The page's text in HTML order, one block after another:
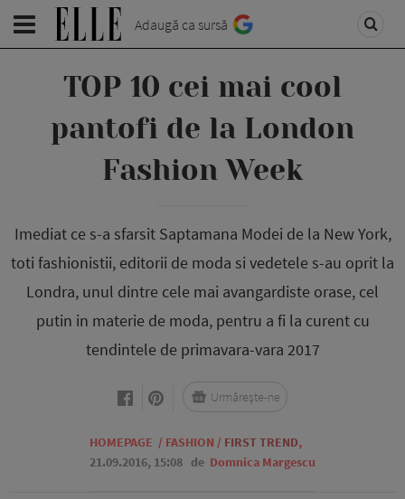
Adaugă ca sursă
TOP 10 cei mai cool
pantofi de la London
Fashion Week
Imediat ce s-a sfarsit Saptamana Modei de la New York,
toti fashionistii, editorii de moda si vedetele s-au oprit la
Londra, unul dintre cele mai avangardiste orase, cel
putin in materie de moda, pentru a fi la curent cu
tendintele de primavara-vara 2017
HOMEPAGE / FASHION / FIRST TREND,
21.09.2016, 15:08 de Domnica Margescu
Urmărește-ne